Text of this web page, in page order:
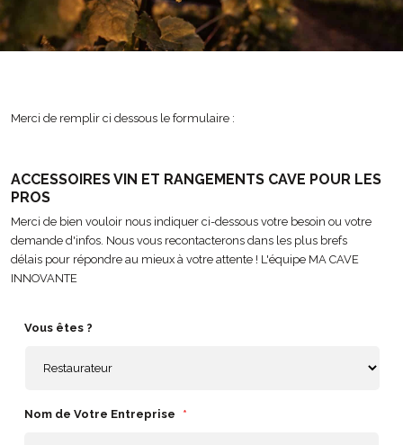
Merci de remplir ci dessous le formulaire :
ACCESSOIRES VIN ET RANGEMENTS CAVE POUR LES
PROS
Merci de bien vouloir nous indiquer ci-dessous votre besoin ou votre
demande d'infos. Nous vous recontacterons dans les plus brefs
délais pour répondre au mieux à votre attente ! L'équipe MA CAVE
INNOVANTE
Vous êtes ?
Nom de Votre Entreprise *